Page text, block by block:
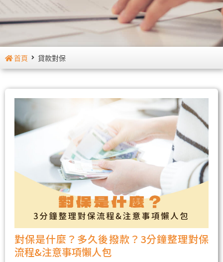
首頁 貸款對保
對保是什麼？多久後撥款？3分鐘整理對保
流程&注意事項懶人包